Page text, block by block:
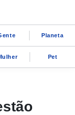
Planeta
Pet